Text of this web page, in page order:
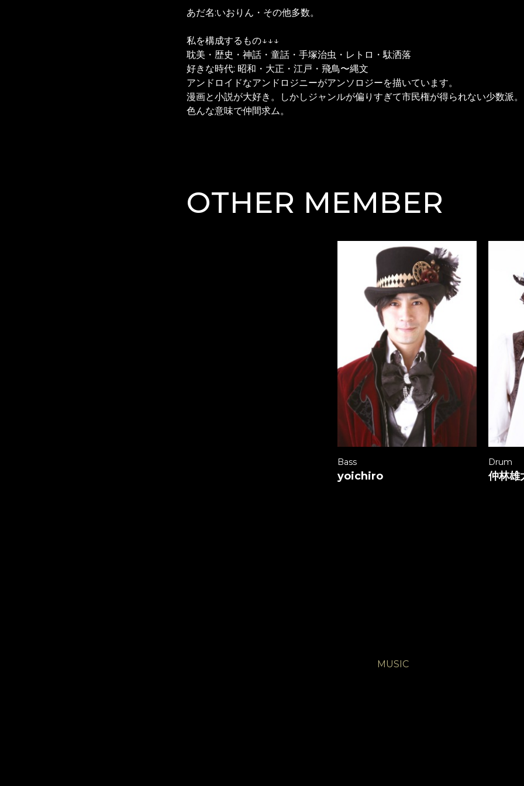
あだ名:いおりん・その他多数。
私を構成するもの↓↓↓
耽美・歴史・神話・童話・手塚治虫・レトロ・駄洒落
好きな時代: 昭和・大正・江戸・飛鳥〜縄文
アンドロイドなアンドロジニーがアンソロジーを描いています。
漫画と小説が大好き。しかしジャンルが偏りすぎて市民権が得られない少数派。
色んな意味で仲間求ム。
OTHER MEMBER
Bass
yoichiro
Drum
仲林雄
MUSIC